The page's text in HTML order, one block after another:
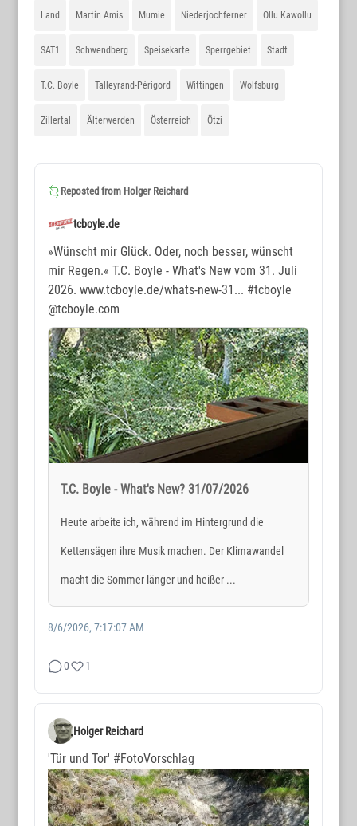
Land Martin Amis Mumie Niederjochferner Ollu Kawollu
SAT1 Schwendberg Speisekarte Sperrgebiet Stadt
T.C. Boyle Talleyrand-Périgord Wittingen Wolfsburg
Zillertal Älterwerden Österreich Ötzi
Reposted from Holger Reichard
tcboyle.de
»Wünscht mir Glück. Oder, noch besser, wünscht
mir Regen.« T.C. Boyle - What's New vom 31. Juli
2026. www.tcboyle.de/whats-new-31... #tcboyle
@tcboyle.com
T.C. Boyle - What's New? 31/07/2026
Heute arbeite ich, während im Hintergrund die
Kettensägen ihre Musik machen. Der Klimawandel
macht die Sommer länger und heißer ...
8/6/2026, 7:17:07 AM
0 1
Holger Reichard
'Tür und Tor' #FotoVorschlag